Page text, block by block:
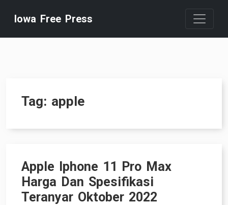
content
Iowa Free Press
Tag: apple
Apple Iphone 11 Pro Max
Harga Dan Spesifikasi
Teranyar Oktober 2022